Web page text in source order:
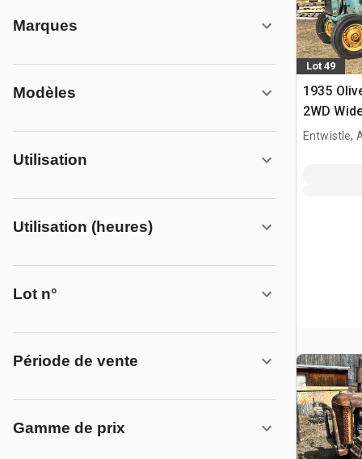
Marques
Modèles
Utilisation
Utilisation (heures)
Lot n°
Période de vente
Gamme de prix
Lot 49
1935
2WD
collection
Entwistle,